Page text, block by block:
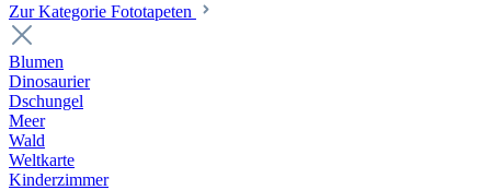
Zur Kategorie Fototapeten
Blumen
Dinosaurier
Dschungel
Meer
Wald
Weltkarte
Kinderzimmer